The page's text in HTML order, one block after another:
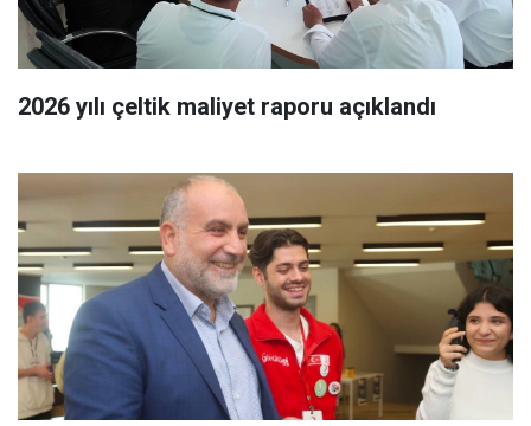
2026 yılı çeltik maliyet raporu açıklandı